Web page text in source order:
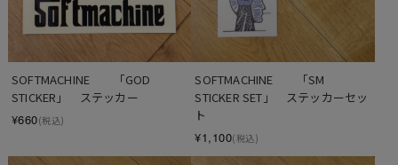
SOFTMACHINE　　「GOD
STICKER」　ステッカー
¥660(税込)
SOFTMACHINE　　「SM
STICKER SET」　ステッカーセッ
ト
¥1,100(税込)